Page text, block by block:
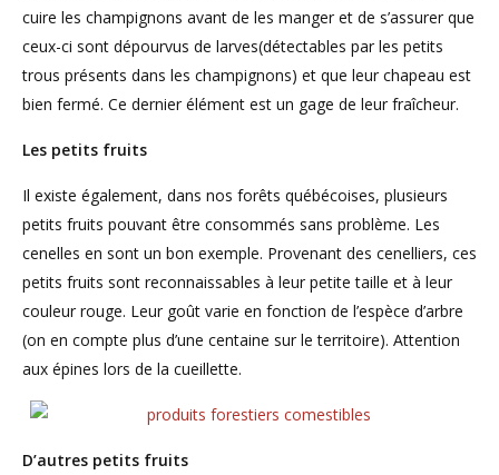
cuire les champignons avant de les manger et de s’assurer que
ceux-ci sont dépourvus de larves(détectables par les petits
trous présents dans les champignons) et que leur chapeau est
bien fermé. Ce dernier élément est un gage de leur fraîcheur.
Les petits fruits
Il existe également, dans nos forêts québécoises, plusieurs
petits fruits pouvant être consommés sans problème. Les
cenelles en sont un bon exemple. Provenant des cenelliers, ces
petits fruits sont reconnaissables à leur petite taille et à leur
couleur rouge. Leur goût varie en fonction de l’espèce d’arbre
(on en compte plus d’une centaine sur le territoire). Attention
aux épines lors de la cueillette.
D’autres petits fruits